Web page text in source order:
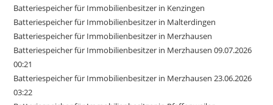
Batteriespeicher für Immobilienbesitzer in Kenzingen
Batteriespeicher für Immobilienbesitzer in Malterdingen
Batteriespeicher für Immobilienbesitzer in Merzhausen
Batteriespeicher für Immobilienbesitzer in Merzhausen 09.07.2026
00:21
Batteriespeicher für Immobilienbesitzer in Merzhausen 23.06.2026
03:22